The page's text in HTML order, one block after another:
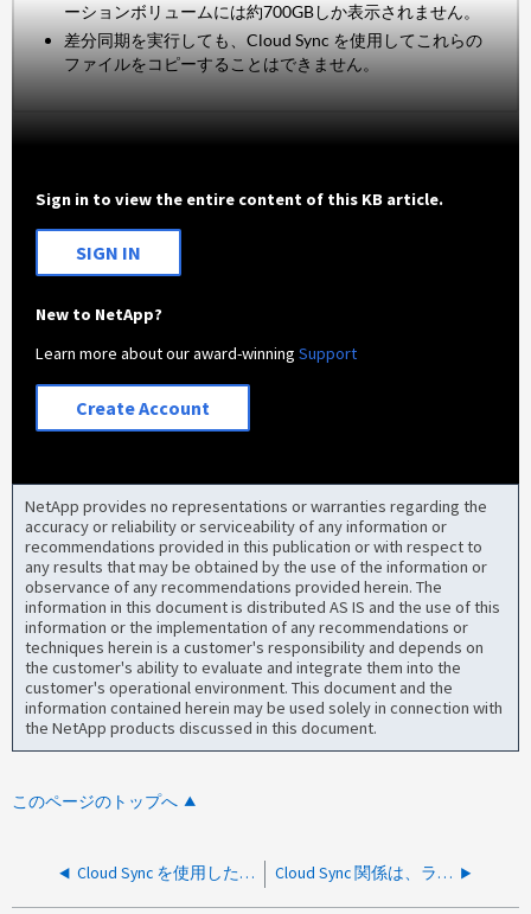
ーションボリュームには約700GBしか表示されません。
差分同期を実行しても、Cloud Sync を使用してこれらの
ファイルをコピーすることはできません。
Sign in to view the entire content of this KB article.
SIGN IN
New to NetApp?
Learn more about our award-winningSupport
Create Account
NetApp provides no representations or warranties regarding the
accuracy or reliability or serviceability of any information or
recommendations provided in this publication or with respect to
any results that may be obtained by the use of the information or
observance of any recommendations provided herein. The
information in this document is distributed AS IS and the use of this
information or the implementation of any recommendations or
techniques herein is a customer's responsibility and depends on
the customer's ability to evaluate and integrate them into the
customer's operational environment. This document and the
information contained herein may be used solely in connection with
the NetApp products discussed in this document.
このページのトップへ
Cloud Sync を使用した単一の大きなファイルのコピーには時間がかかります Cloud Sync 関係は、ライブソースデータセットを使用したときに99%で止まっています